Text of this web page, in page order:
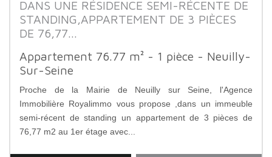
DANS UNE RÉSIDENCE SEMI-RÉCENTE DE
STANDING,APPARTEMENT DE 3 PIÈCES
DE 76,77...
Appartement 76.77 m² - 1 pièce - Neuilly-
Sur-Seine
Proche de la Mairie de Neuilly sur Seine, l'Agence
Immobilière Royalimmo vous propose ,dans un immeuble
semi-récent de standing un appartement de 3 pièces de
76,77 m2 au 1er étage avec...